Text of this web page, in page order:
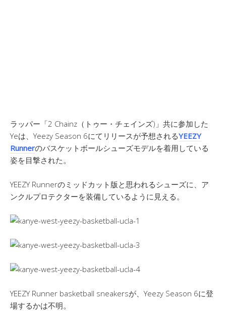
ラッパー「2 Chainz（トゥー・チェインズ)」共に参加した
Yeは、Yeezy Season 6にてリリースが予想されるYEEZY
Runnerのバスケットボールシューズモデルを着用している
姿を目撃された。
YEEZY Runnerのミッドカット版と思われるシューズに、ア
ンクルプロテクターを装備しているように見える。
YEEZY Runner basketball sneakersが、Yeezy Season 6に登
場するかは不明。